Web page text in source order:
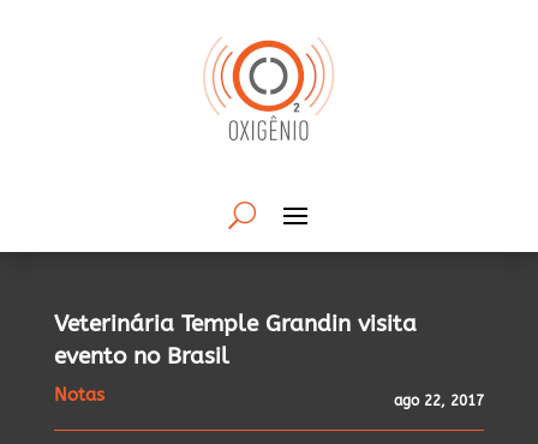
Veterinária Temple Grandin visita
evento no Brasil
Notas ago 22, 2017